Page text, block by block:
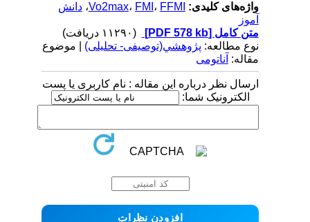
واژه‌های کلیدی: Vo2max،FMI،FFMI ،دانش
آموز
متن کامل[PDF 578 kb]
نوع مطالعه:پژوهشي(توصیفی- تحلیلی) | موضوع
مقاله:آناتومی
ارسال نظر درباره این مقاله : نام کاربری یا پست
الکترونیک شما: